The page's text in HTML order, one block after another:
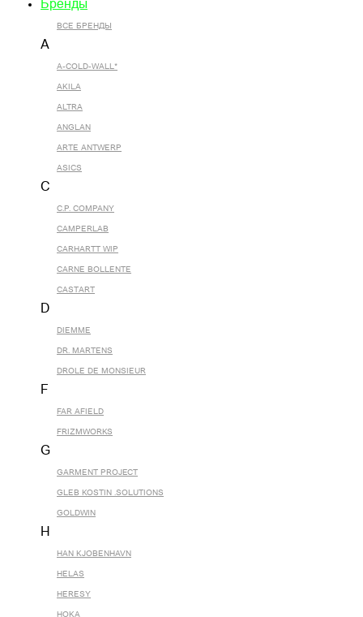
Бренды
ВСЕ БРЕНДЫ
A
A-COLD-WALL*
AKILA
ALTRA
ANGLAN
ARTE ANTWERP
ASICS
C
C.P. COMPANY
CAMPERLAB
CARHARTT WIP
CARNE BOLLENTE
CASTART
D
DIEMME
DR. MARTENS
DROLE DE MONSIEUR
F
FAR AFIELD
FRIZMWORKS
G
GARMENT PROJECT
GLEB KOSTIN .SOLUTIONS
GOLDWIN
H
HAN KJOBENHAVN
HELAS
HERESY
HOKA